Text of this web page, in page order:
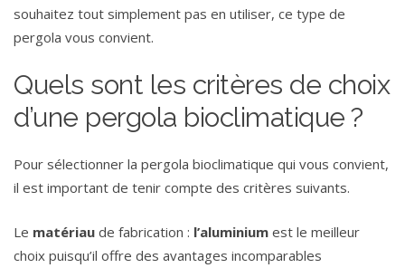
souhaitez tout simplement pas en utiliser, ce type de
pergola vous convient.
Quels sont les critères de choix
d’une pergola bioclimatique ?
Pour sélectionner la pergola bioclimatique qui vous convient,
il est important de tenir compte des critères suivants.
Le matériau de fabrication : l’aluminium est le meilleur
choix puisqu’il offre des avantages incomparables